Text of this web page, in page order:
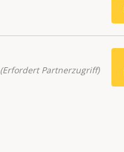
(Erfordert Partnerzugriff)